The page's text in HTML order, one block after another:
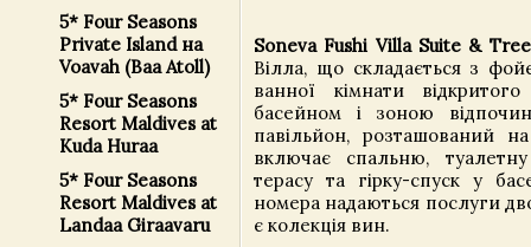
5* Four Seasons
Private Island на
Voavah (Baa Atoll)
5* Four Seasons
Resort Maldives at
Kuda Huraa
5* Four Seasons
Resort Maldives at
Landaa Giraavaru
Soneva Fushi Villa Suite &
Вілла, що складається з
ванної кімнати
басейном і зоною
павільйон, розташований
включає спальню,
терасу та гірку-спуск у
номера надаються послуги
є колекція вин.